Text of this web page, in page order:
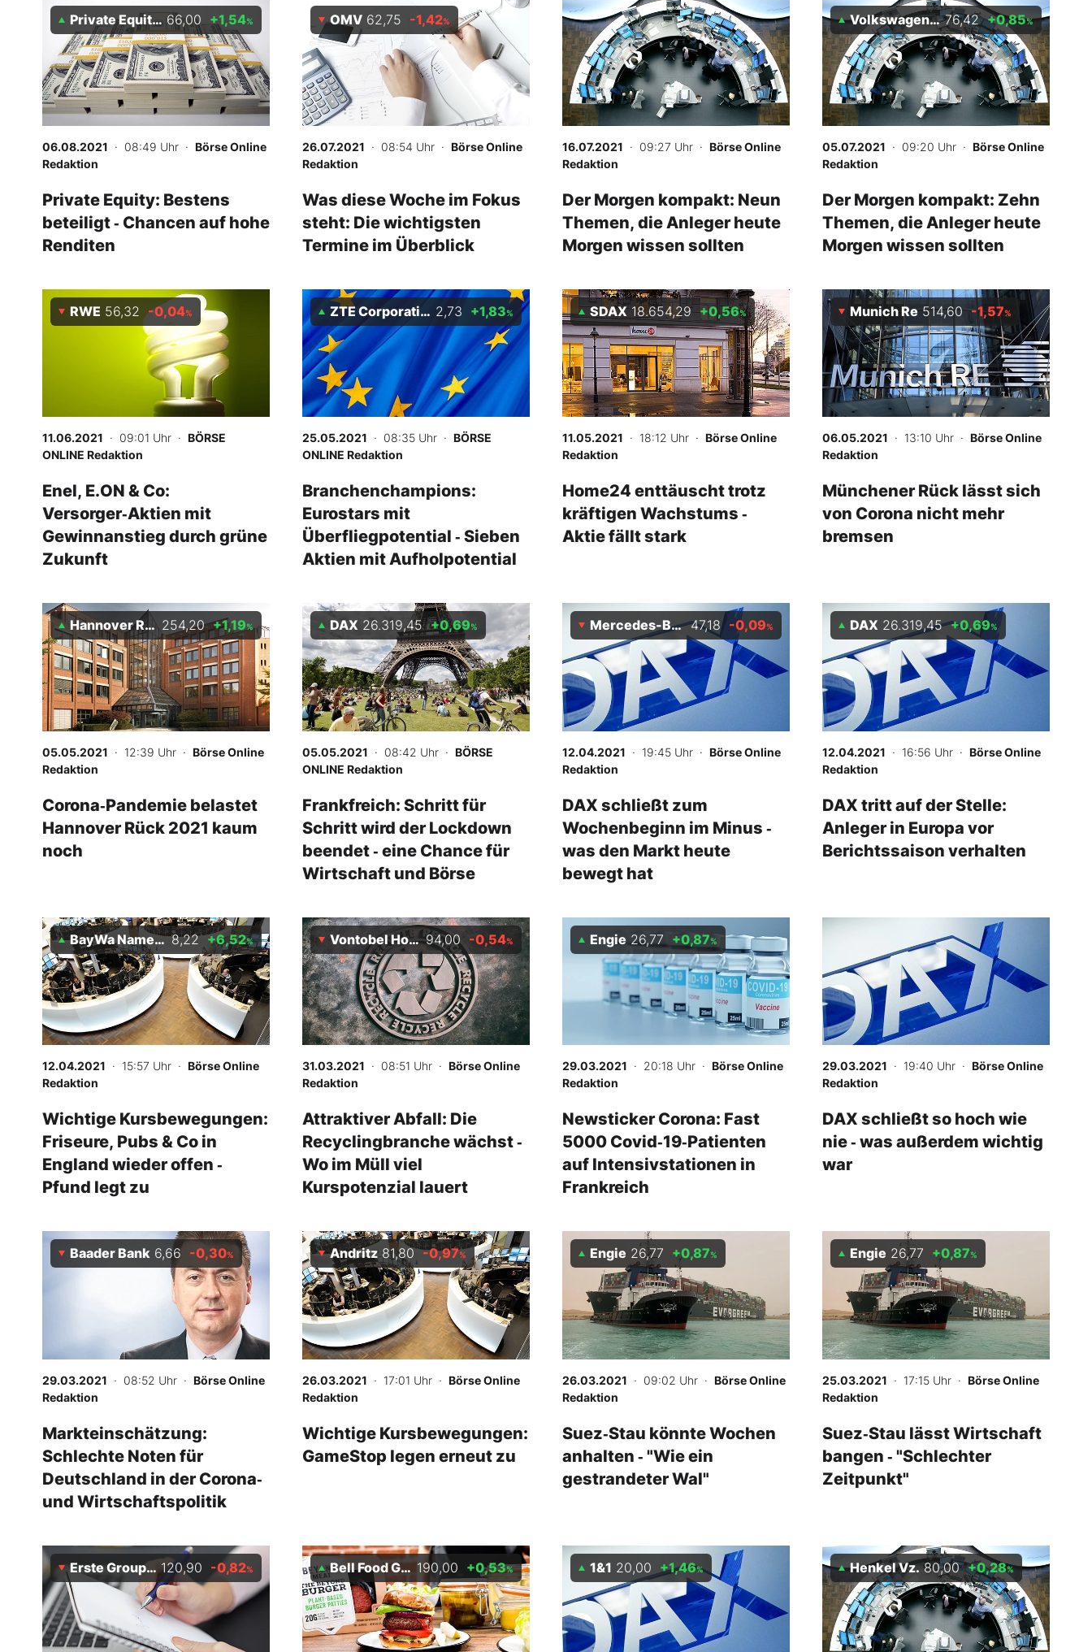
Private Equity Holding AG 66,00 +1,54%
06.08.2021 · 08:49 Uhr · Börse Online
Redaktion
Private Equity: Bestens
beteiligt ‑ Chancen auf hohe
Renditen
OMV 62,75 -1,42%
26.07.2021 · 08:54 Uhr · Börse Online
Redaktion
Was diese Woche im Fokus
steht: Die wichtigsten
Termine im Überblick
-%
16.07.2021 · 09:27 Uhr · Börse Online
Redaktion
Der Morgen kompakt: Neun
Themen, die Anleger heute
Morgen wissen sollten
Volkswagen Vz. 76,42 +0,85%
05.07.2021 · 09:20 Uhr · Börse Online
Redaktion
Der Morgen kompakt: Zehn
Themen, die Anleger heute
Morgen wissen sollten
RWE 56,32 -0,04%
11.06.2021 · 09:01 Uhr · BÖRSE
ONLINE Redaktion
Enel, E.ON & Co:
Versorger‑Aktien mit
Gewinnanstieg durch grüne
Zukunft
ZTE Corporation 2,73 +1,83%
25.05.2021 · 08:35 Uhr · BÖRSE
ONLINE Redaktion
Branchenchampions:
Eurostars mit
Überfliegpotential ‑ Sieben
Aktien mit Aufholpotential
SDAX 18.654,29 +0,56%
11.05.2021 · 18:12 Uhr · Börse Online
Redaktion
Home24 enttäuscht trotz
kräftigen Wachstums ‑
Aktie fällt stark
Munich Re 514,60 -1,57%
06.05.2021 · 13:10 Uhr · Börse Online
Redaktion
Münchener Rück lässt sich
von Corona nicht mehr
bremsen
Hannover Rück 254,20 +1,19%
05.05.2021 · 12:39 Uhr · Börse Online
Redaktion
Corona‑Pandemie belastet
Hannover Rück 2021 kaum
noch
DAX 26.319,45 +0,69%
05.05.2021 · 08:42 Uhr · BÖRSE
ONLINE Redaktion
Frankfreich: Schritt für
Schritt wird der Lockdown
beendet ‑ eine Chance für
Wirtschaft und Börse
Mercedes-Benz 47,18 -0,09%
12.04.2021 · 19:45 Uhr · Börse Online
Redaktion
DAX schließt zum
Wochenbeginn im Minus ‑
was den Markt heute
bewegt hat
DAX 26.319,45 +0,69%
12.04.2021 · 16:56 Uhr · Börse Online
Redaktion
DAX tritt auf der Stelle:
Anleger in Europa vor
Berichtssaison verhalten
BayWa Namensaktie 8,22 +6,52%
12.04.2021 · 15:57 Uhr · Börse Online
Redaktion
Wichtige Kursbewegungen:
Friseure, Pubs & Co in
England wieder offen ‑
Pfund legt zu
Vontobel Holding AG 94,00 -0,54%
31.03.2021 · 08:51 Uhr · Börse Online
Redaktion
Attraktiver Abfall: Die
Recyclingbranche wächst ‑
Wo im Müll viel
Kurspotenzial lauert
Engie 26,77 +0,87%
29.03.2021 · 20:18 Uhr · Börse Online
Redaktion
Newsticker Corona: Fast
5000 Covid‑19‑Patienten
auf Intensivstationen in
Frankreich
29.03.2021 · 19:40 Uhr · Börse Online
Redaktion
DAX schließt so hoch wie
nie ‑ was außerdem wichtig
war
Baader Bank 6,66 -0,30%
29.03.2021 · 08:52 Uhr · Börse Online
Redaktion
Markteinschätzung:
Schlechte Noten für
Deutschland in der Corona‑
und Wirtschaftspolitik
Andritz 81,80 -0,97%
26.03.2021 · 17:01 Uhr · Börse Online
Redaktion
Wichtige Kursbewegungen:
GameStop legen erneut zu
Engie 26,77 +0,87%
26.03.2021 · 09:02 Uhr · Börse Online
Redaktion
Suez‑Stau könnte Wochen
anhalten ‑ "Wie ein
gestrandeter Wal"
Engie 26,77 +0,87%
25.03.2021 · 17:15 Uhr · Börse Online
Redaktion
Suez‑Stau lässt Wirtschaft
bangen ‑ "Schlechter
Zeitpunkt"
Erste Group Bank 120,90 -0,82% Bell Food Group AG 190,00 +0,53% 1&1 20,00 +1,46% Henkel Vz. 80,00 +0,28%